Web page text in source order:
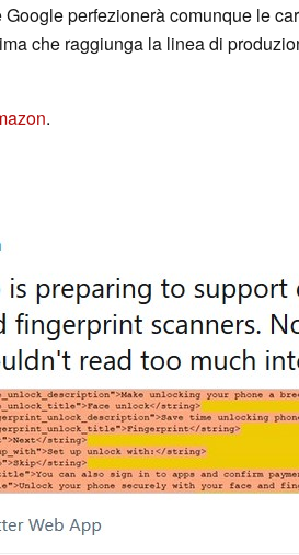
perfezionerà comunque le
che raggiunga la linea di
.